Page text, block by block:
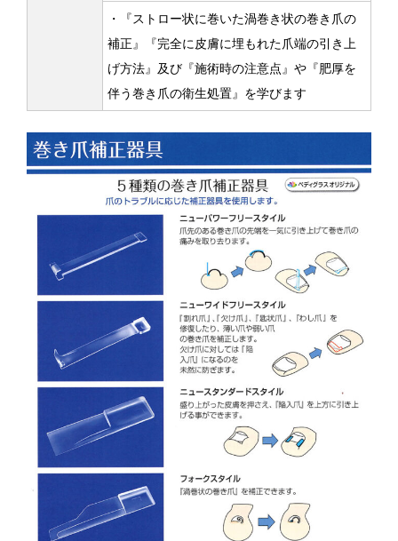
・『ストロー状に巻いた渦巻き状の巻き爪の
補正』『完全に皮膚に埋もれた爪端の引き上
げ方法』及び『施術時の注意点』や『肥厚を
伴う巻き爪の衛生処置』を学びます